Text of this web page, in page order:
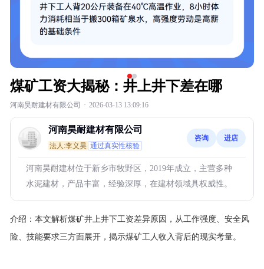
煤矿工资大揭秘：井上井下差在哪
河南昊耐建材有限公司 · 2026-03-13 13:09:16
河南昊耐建材有限公司
法人:李义昊 通过真实性核验
咨询 进店
河南昊耐建材位于新乡市牧野区，2019年成立，主营多种
水泥建材，产品丰富，经验深厚，在建材领域具权威性。
介绍： 本文解析煤矿井上井下工资差异原因，从工作强度、安全风
险、技能要求三方面展开，揭示煤矿工人收入背后的现实考量。